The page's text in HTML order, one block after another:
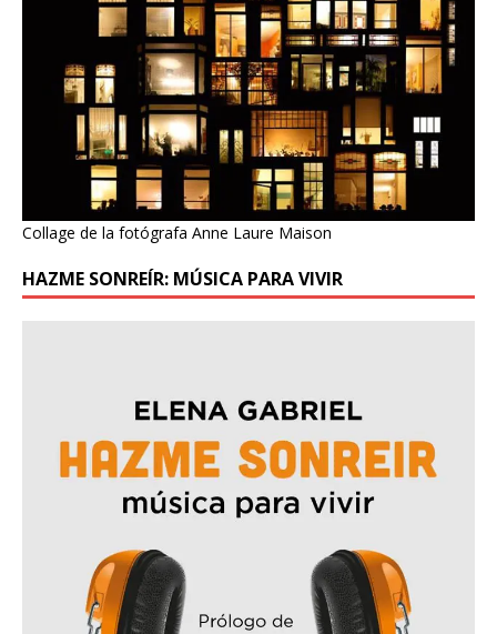
Collage de la fotógrafa Anne Laure Maison
HAZME SONREÍR: MÚSICA PARA VIVIR